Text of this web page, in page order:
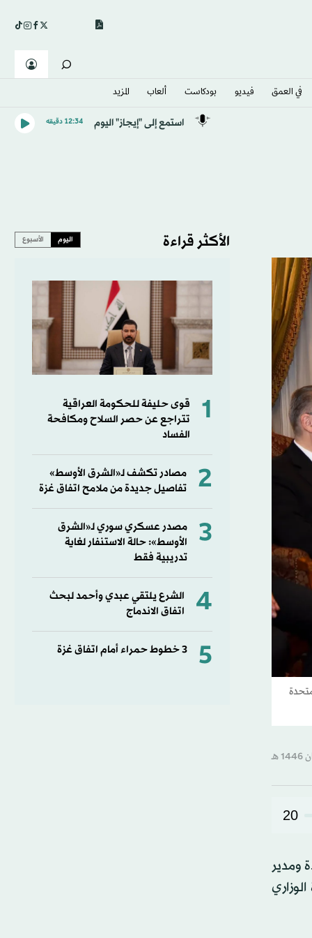
في العمق فيديو بودكاست ألعاب المزيد
استمع إلى "إيجاز" اليوم 12:34 دقيقه
20
ومدير
الأكثر قراءة اليوم الأسبوع
1
قوى حليفة للحكومة العراقية
تتراجع عن حصر السلاح ومكافحة
الفساد
2
مصادر تكشف لـ«الشرق الأوسط»
تفاصيل جديدة من ملامح اتفاق غزة
3
مصدر عسكري سوري لـ«الشرق
الأوسط»: حالة الاستنفار لغاية
تدريبية فقط
4
الشرع يلتقي عبدي وأحمد لبحث
اتفاق الاندماج
5 3 خطوط حمراء أمام اتفاق غزة